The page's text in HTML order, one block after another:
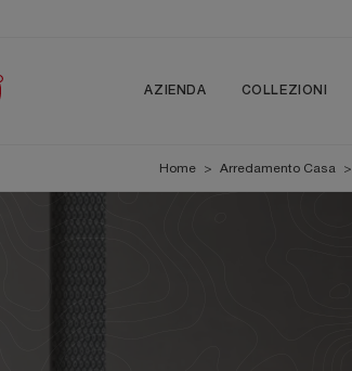
AZIENDA COLLEZIONI
Home > Arredamento Casa >